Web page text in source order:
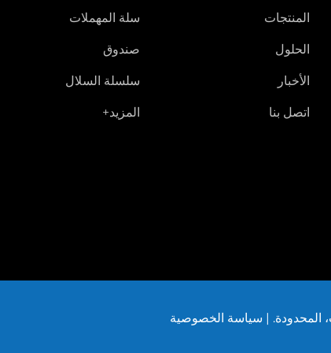
المنتجات
الحلول
الأخبار
اتصل بنا
سلة المهملات
صندوق
سلسلة السلال
المزيد+
سياسة الخصوصية